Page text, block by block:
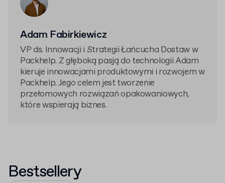
Adam Fabirkiewicz
VP ds. Innowacji i Strategii Łańcucha Dostaw w
Packhelp. Z głęboką pasją do technologii Adam
kieruje innowacjami produktowymi i rozwojem w
Packhelp. Jego celem jest tworzenie
przełomowych rozwiązań opakowaniowych,
które wspierają biznes.
Bestsellery